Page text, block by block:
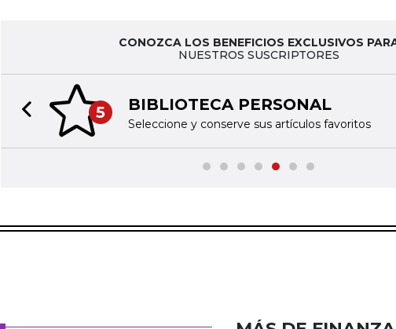
CONOZCA LOS BENEFICIOS EXCLUSIVOS
NUESTROS SUSCRIPTORES
5 BIBLIOTECA PERSONAL
Seleccione y conserve sus artículos favoritos
Previous slide